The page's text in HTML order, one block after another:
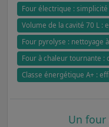
Four électrique :
Volume de la cavité 70 L :
Four pyrolyse : nettoyage
Four à chaleur tournante
Classe énergétique A+ :
Un four